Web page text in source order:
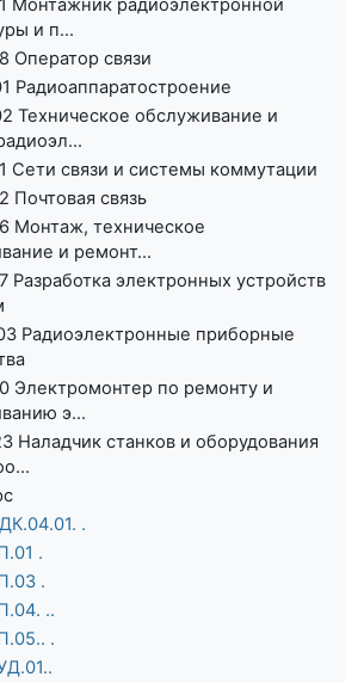
Монтажник радиоэлектронной
и п...
Оператор связи
Радиоаппаратостроение
Техническое обслуживание и
Сети связи и системы коммутации
Почтовая связь
Монтаж, техническое
и ремонт...
Разработка электронных устройств
Радиоэлектронные приборные
Электромонтер по ремонту и
э...
Наладчик станков и оборудования
.
.
.
..
.